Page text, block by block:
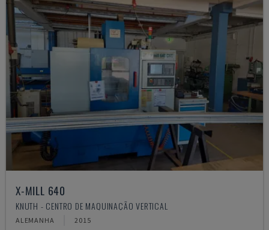
X-MILL 640
KNUTH - CENTRO DE MAQUINAÇÃO VERTICAL
ALEMANHA 2015